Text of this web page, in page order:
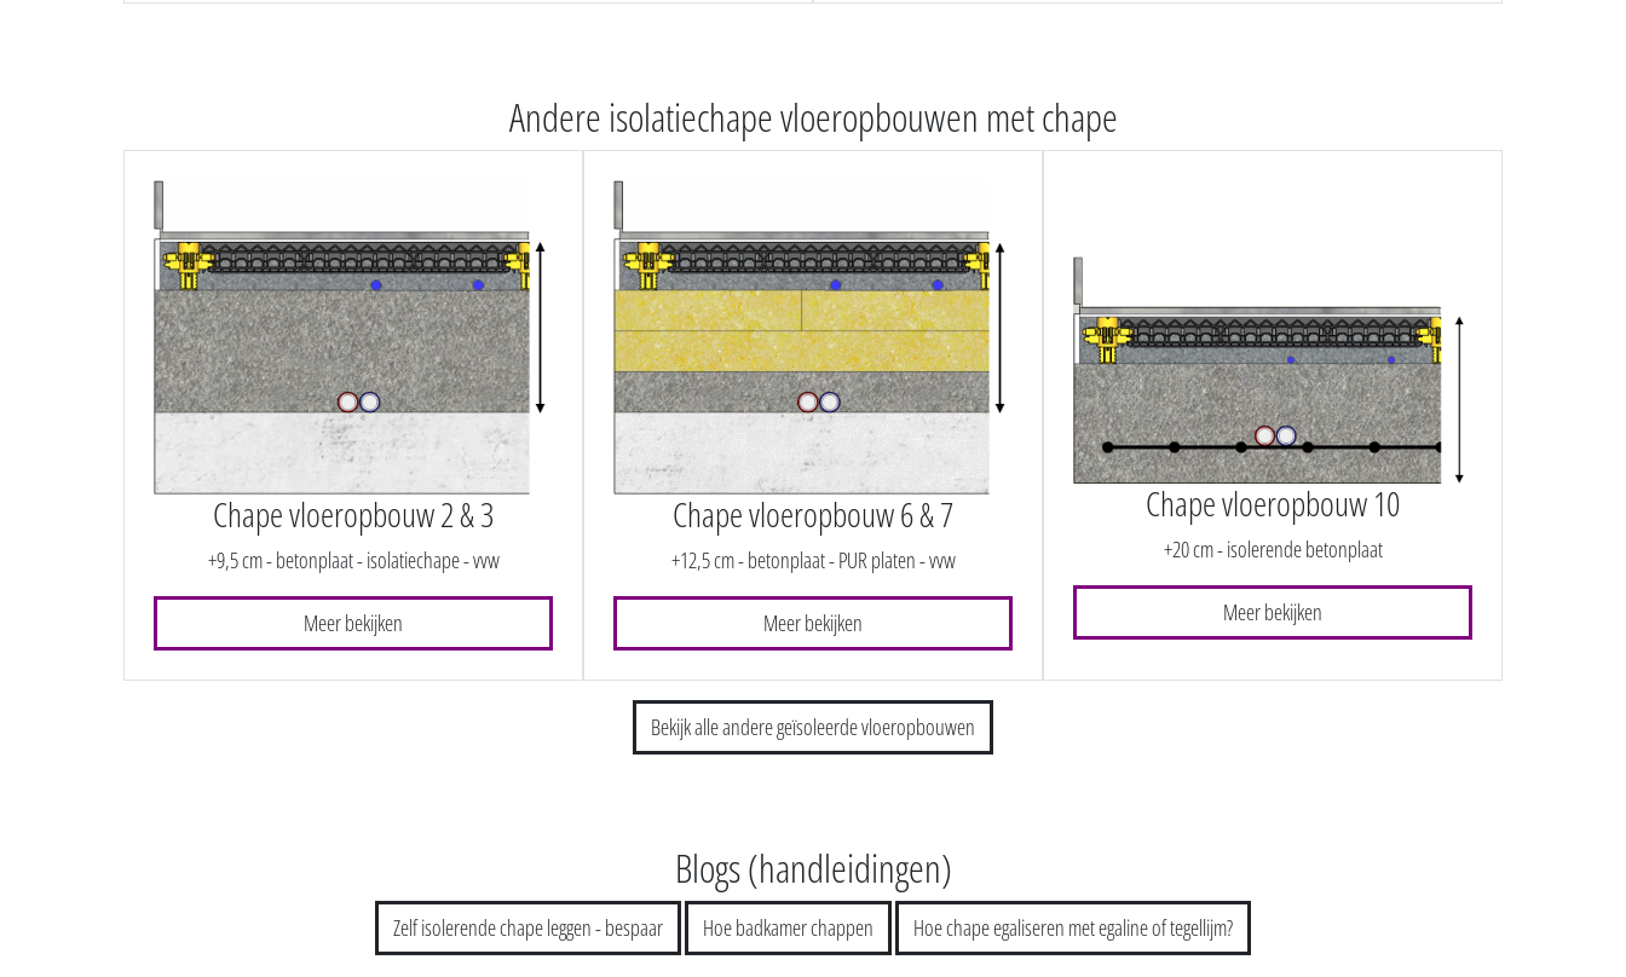
Andere isolatiechape vloeropbouwen met chape
Chape vloeropbouw 2 & 3
+9,5 cm - betonplaat - isolatiechape - vvw
Meer bekijken
Chape vloeropbouw 6 & 7
+12,5 cm - betonplaat - PUR platen - vvw
Meer bekijken
Chape vloeropbouw 10
+20 cm - isolerende betonplaat
Meer bekijken
Bekijk alle andere geïsoleerde vloeropbouwen
Blogs (handleidingen)
Zelf isolerende chape leggen - bespaar Hoe badkamer chappen Hoe chape egaliseren met egaline of tegellijm?